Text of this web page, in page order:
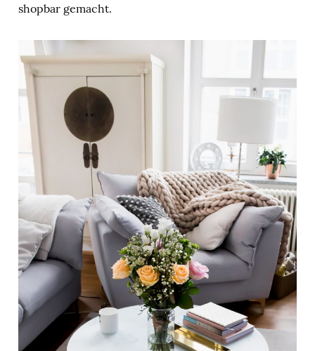
shopbar gemacht.